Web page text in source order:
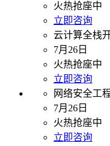
火热抢座中
立即咨询
云计算全栈
7月26日
火热抢座中
立即咨询
网络安全工
7月26日
火热抢座中
立即咨询